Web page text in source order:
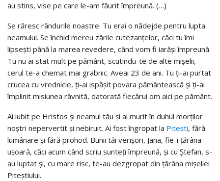
au stins, vise pe care le-am făurit împreună. (…)
Se răresc rândurile noastre. Tu erai o nădejde pentru lupta
neamului. Se închid mereu zările cutezanțelor, căci tu îmi
lipsești până la marea revedere, când vom fi iarăși împreună.
Tu nu ai stat mult pe pământ, scutindu-te de alte mișelii,
cerul te-a chemat mai grabnic. Aveai 23 de ani. Tu ți-ai purtat
crucea cu vrednicie, ți-ai ispășit povara pământească și ți-ai
împlinit misiunea râvnită, datorată fiecărui om aici pe pământ.
Ai iubit pe Hristos şi neamul tău şi ai murit în duhul morţilor
noştri nepervertit şi nebiruit. Ai fost îngropat la Piteşti, fără
lumânare şi fără prohod. Bunii tăi verişori, Jana, fie-i ţărâna
uşoară, căci acum când scriu sunteţi împreună, şi cu Ştefan, s-
au luptat şi, cu mare risc, te-au dezgropat din ţărâna mişeliei
Piteştiului.